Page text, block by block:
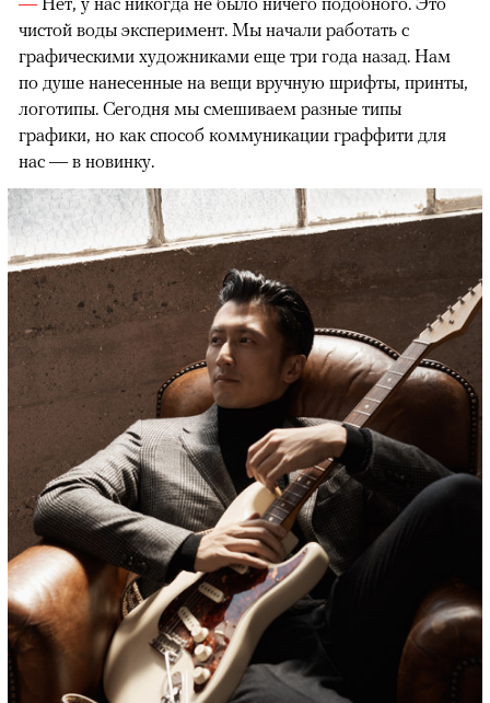
чистой воды эксперимент. Мы начали работать с
графическими художниками еще три года назад. Нам
по душе нанесенные на вещи вручную шрифты, принты,
логотипы. Сегодня мы смешиваем разные типы
графики, но как способ коммуникации граффити для
нас — в новинку.